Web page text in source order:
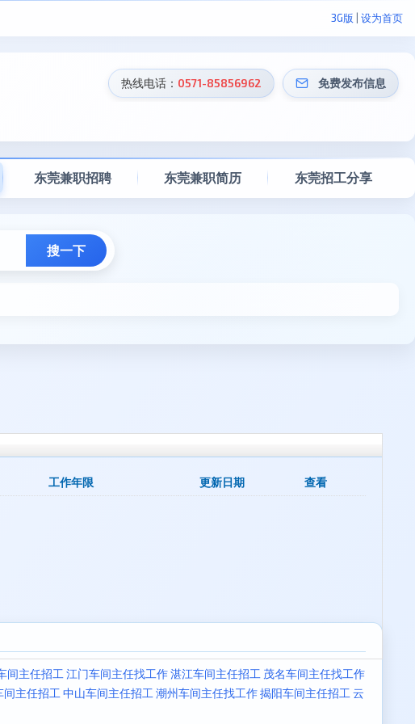
3G版 设为首页
热线电话： 0571-85856962 免费发布信息
东莞兼职招聘 东莞兼职简历 东莞招工分享
工作年限 更新日期 查看
间主任招工 江门车间主任找工作湛江车间主任招工 茂名车间主任找工作
间主任招工 中山车间主任招工 潮州车间主任找工作揭阳车间主任招工 云